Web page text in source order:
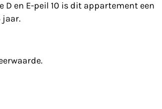
en E-peil 10 is dit appartement een
jaar.